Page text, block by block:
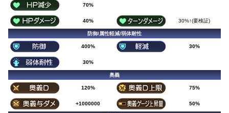
70%
40% 30%↑(要検証)
防御/属性軽減/弱体耐性
400% 30%
30%
奥義
120% 75%
+1000000 50%